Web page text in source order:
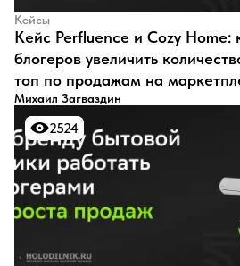
Кейсы
Кейс Perfluence и Cozy
блогеров увеличить
топ по продажам на
Михаил Загваздин
2524
2524